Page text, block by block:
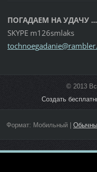
ПОГАДАЕМ НА УДАЧУ ...
SKYPE m126smlaks
tochnoegadanie@r
© 2013
Создать
Формат: Мобильный|